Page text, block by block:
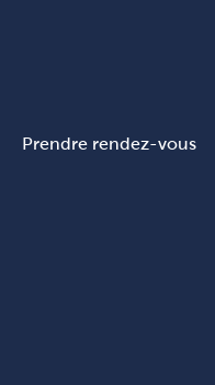
Prendre rendez-vous